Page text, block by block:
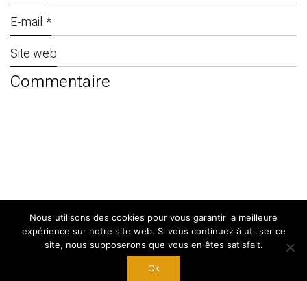
E-mail *
Site web
© Copyright 2024. ByWest Adgency|
Mentions Légales
Nous utilisons des cookies pour vous garantir la meilleure
expérience sur notre site web. Si vous continuez à utiliser ce
site, nous supposerons que vous en êtes satisfait.
Ok